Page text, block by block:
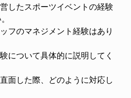
したスポーツイベントの経験
フのマネジメント経験はあり
について具体的に説明してく
面した際、どのように対応し